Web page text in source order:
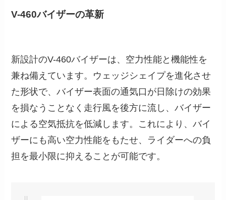
V-460バイザーの革新
新設計のV-460バイザーは、空力性能と機能性を
兼ね備えています。ウェッジシェイプを進化させ
た形状で、バイザー表面の通気口が日除けの効果
を損なうことなく走行風を後方に流し、バイザー
による空気抵抗を低減します。これにより、バイ
ザーにも高い空力性能をもたせ、ライダーへの負
担を最小限に抑えることが可能です。